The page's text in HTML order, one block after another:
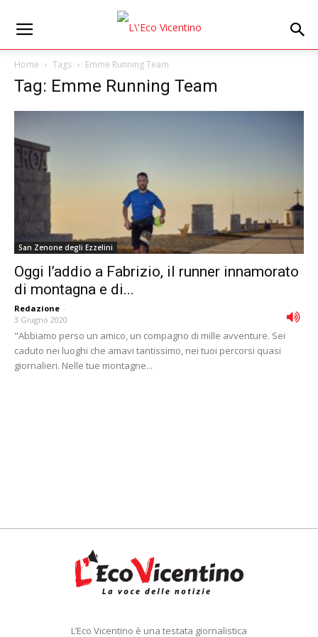
Home Tags Emme Running Team
Tag: Emme Running Team
San Zenone degli Ezzelini
Oggi l’addio a Fabrizio, il runner innamorato
di montagna e di...
Redazione -
3 Giugno 2020
"Abbiamo perso un amico, un compagno di mille avventure. Sei
caduto nei luoghi che amavi tantissimo, nei tuoi percorsi quasi
giornalieri. Nelle tue montagne...
L’Eco Vicentino è una testata giornalistica